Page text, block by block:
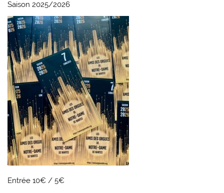
Saison 2025/2026
Entrée 10€ / 5€